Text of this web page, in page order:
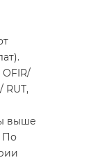
RUT,
выше
По